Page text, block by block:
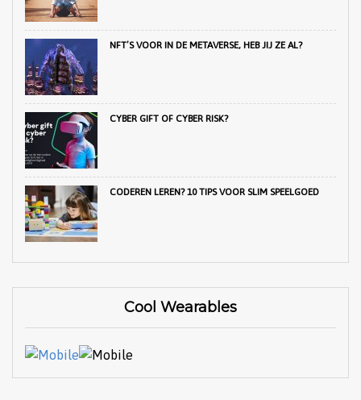
NFT’S VOOR IN DE METAVERSE, HEB JIJ ZE AL?
CYBER GIFT OF CYBER RISK?
CODEREN LEREN? 10 TIPS VOOR SLIM SPEELGOED
Cool Wearables